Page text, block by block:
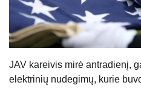
JAV kareivis mirė antradienį,
elektrinių nudegimų, kurie